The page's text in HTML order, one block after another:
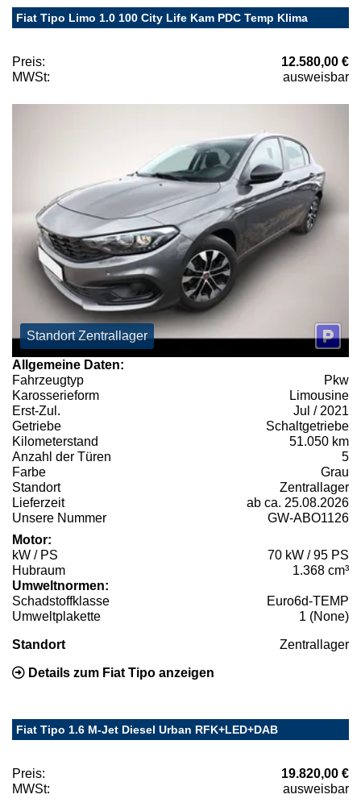
Fiat Tipo Limo 1.0 100 City Life Kam PDC Temp Klima
Preis:
12.580,00 €
MWSt:
ausweisbar
Standort Zentrallager
Allgemeine Daten:
Fahrzeugtyp
Pkw
Karosserieform
Limousine
Erst-Zul.
Jul / 2021
Getriebe
Schaltgetriebe
Kilometerstand
51.050 km
Anzahl der Türen
5
Farbe
Grau
Standort
Zentrallager
Lieferzeit
ab ca. 25.08.2026
Unsere Nummer
GW-ABO1126
Motor:
kW / PS
70 kW / 95 PS
Hubraum
1.368 cm³
Umweltnormen:
Schadstoffklasse
Euro6d-TEMP
Umweltplakette
1 (None)
Standort Zentrallager
Details zum Fiat Tipo anzeigen
Fiat Tipo 1.6 M-Jet Diesel Urban RFK+LED+DAB
Preis:
19.820,00 €
MWSt:
ausweisbar